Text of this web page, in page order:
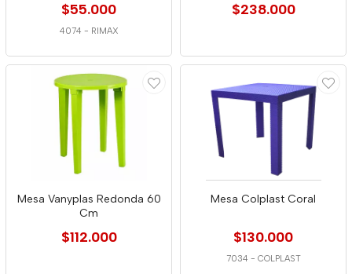
$55.000
4074 - RIMAX
$238.000
Mesa Vanyplas Redonda 60
Cm
$112.000
Mesa Colplast Coral
$130.000
7034 - COLPLAST